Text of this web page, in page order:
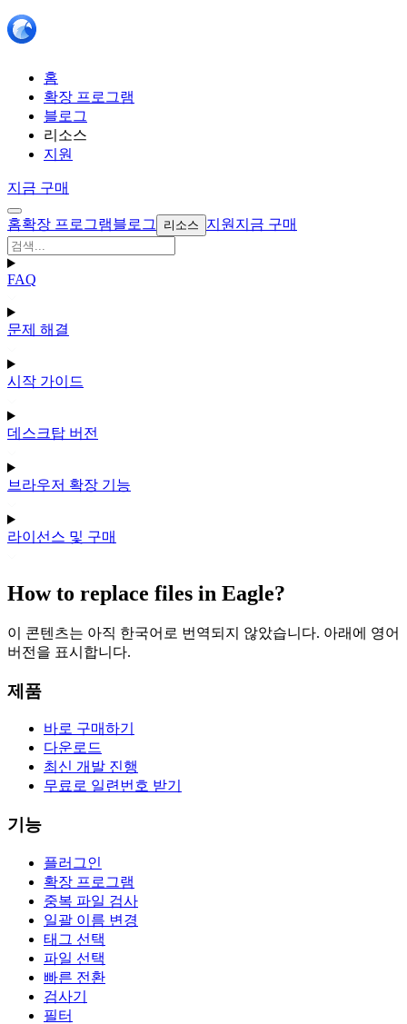
홈
확장 프로그램
블로그
리소스
지원
지금 구매
홈확장 프로그램블로그 리소스 지원 지금 구매
FAQ
문제 해결
시작 가이드
데스크탑 버전
브라우저 확장 기능
라이선스 및 구매
How to replace files in Eagle?
이 콘텐츠는 아직 한국어로 번역되지 않았습니다. 아래에 영어
버전을 표시합니다.
제품
바로 구매하기
다운로드
최신 개발 진행
무료로 일련번호 받기
기능
플러그인
확장 프로그램
중복 파일 검사
일괄 이름 변경
태그 선택
파일 선택
빠른 전환
검사기
필터